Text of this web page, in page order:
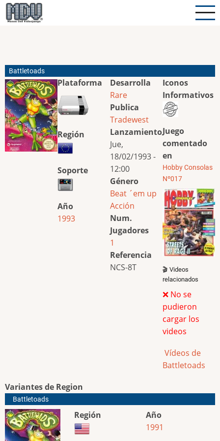
Pasar
al
Battletoads
Plataforma
Región
Soporte
Año
1993
Desarrolla
Rare
Publica
Tradewest
Lanzamiento
Jue,
18/02/1993 -
12:00
Género
Beat ´em up
Acción
Num.
Jugadores
1
Referencia
NCS-8T
Iconos
Informativos
Juego
comentado
en
Hobby Consolas
Nº017
🎬 Videos
relacionados
❌ No se
pudieron
cargar los
videos
Vídeos de
Battletoads
Variantes de Region
Battletoads
Región
Año
1991